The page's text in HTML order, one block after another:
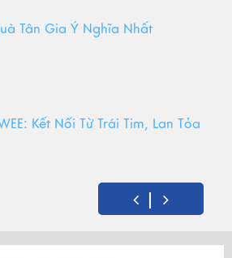
Tân Gia Ý Nghĩa Nhất
Kết Nối Từ Trái Tim, Lan Tỏa